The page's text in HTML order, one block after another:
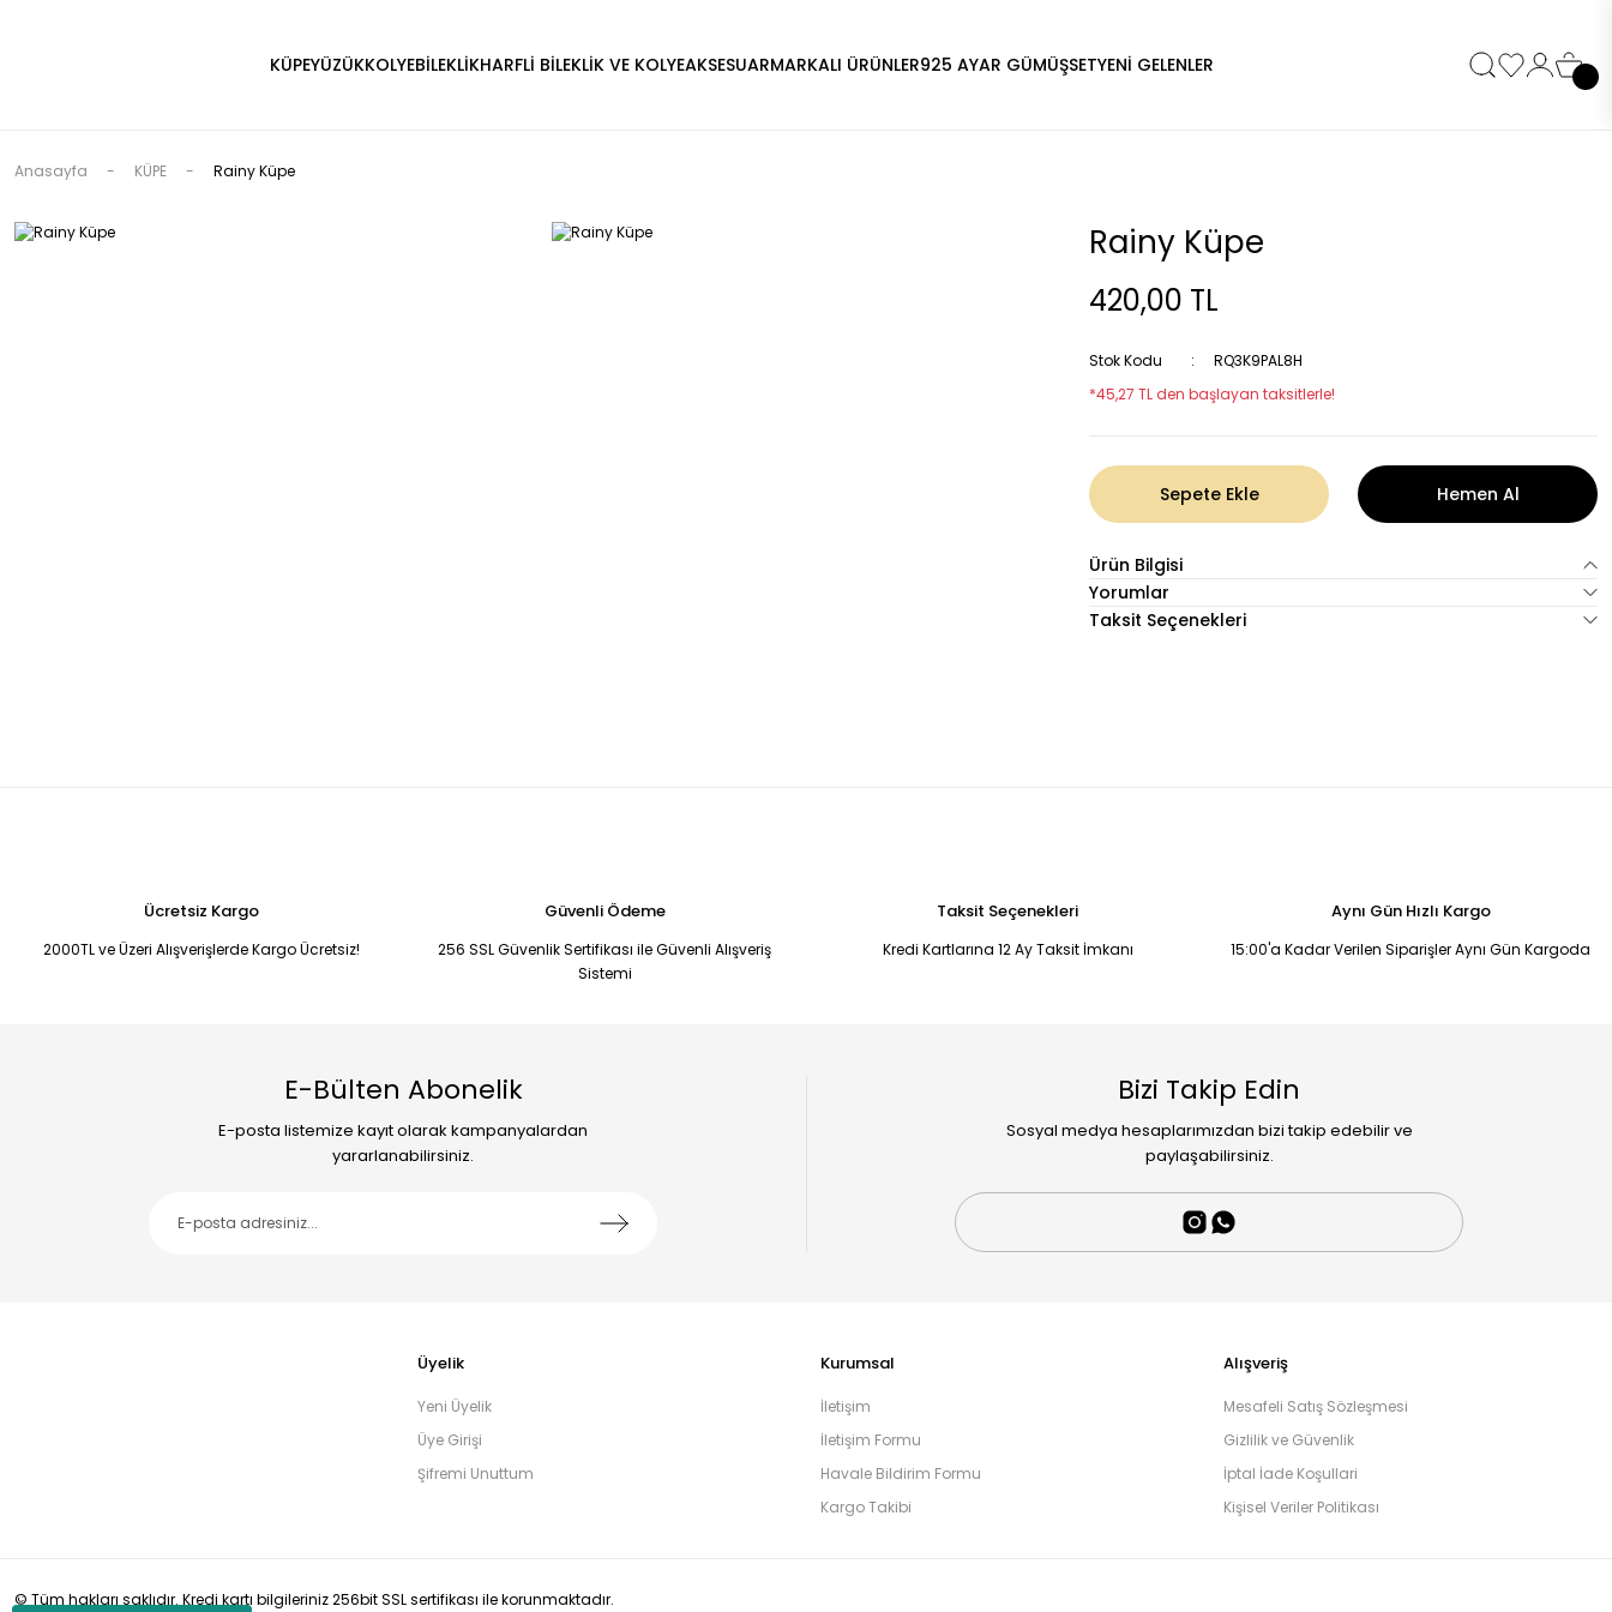
KÜPEYÜZÜKKOLYEBİLEKLİKHARFLİ BİLEKLİK VE KOLYEAKSESUARMARKALI ÜRÜNLER925 AYAR GÜMÜŞSETYENİ GELENLER
Anasayfa KÜPE Rainy Küpe
Rainy Küpe
420,00 TL
Stok Kodu
RQ3K9PAL8H
*45,27 TL den başlayan taksitlerle!
Sepete Ekle Hemen Al
Ürün Bilgisi
Yorumlar
Taksit Seçenekleri
Ücretsiz Kargo
2000TL ve Üzeri Alışverişlerde Kargo Ücretsiz!
Güvenli Ödeme
256 SSL Güvenlik Sertifikası ile Güvenli Alışveriş
Sistemi
Taksit Seçenekleri
Kredi Kartlarına 12 Ay Taksit İmkanı
Aynı Gün Hızlı Kargo
15:00'a Kadar Verilen Siparişler Aynı Gün Kargoda
E-Bülten Abonelik
E-posta listemize kayıt olarak kampanyalardan
yararlanabilirsiniz.
Bizi Takip Edin
Sosyal medya hesaplarımızdan bizi takip edebilir ve
paylaşabilirsiniz.
Üyelik
Yeni Üyelik
Üye Girişi
Şifremi Unuttum
Kurumsal
İletişim
İletişim Formu
Havale Bildirim Formu
Kargo Takibi
Alışveriş
Mesafeli Satış Sözleşmesi
Gizlilik ve Güvenlik
İptal İade Koşullari
Kişisel Veriler Politikası
© Tüm hakları saklıdır. Kredi kartı bilgileriniz 256bit SSL sertifikası ile korunmaktadır.